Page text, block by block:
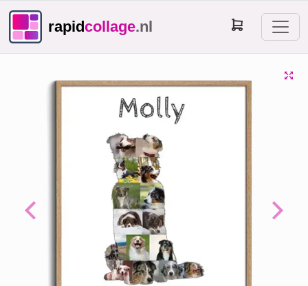
rapidcollage.nl
Previous Next